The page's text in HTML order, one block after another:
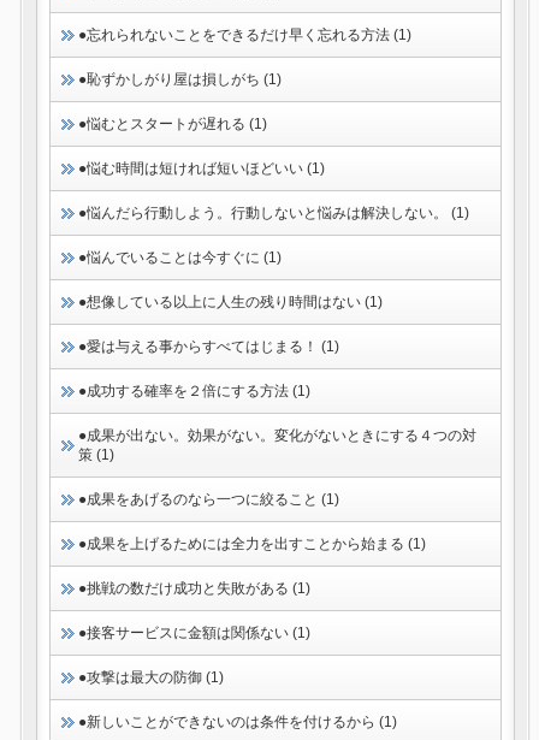
●忘れられないことをできるだけ早く忘れる方法 (1)
●恥ずかしがり屋は損しがち (1)
●悩むとスタートが遅れる (1)
●悩む時間は短ければ短いほどいい (1)
●悩んだら行動しよう。行動しないと悩みは解決しない。 (1)
●悩んでいることは今すぐに (1)
●想像している以上に人生の残り時間はない (1)
●愛は与える事からすべてはじまる！ (1)
●成功する確率を２倍にする方法 (1)
●成果が出ない。効果がない。変化がないときにする４つの対
策 (1)
●成果をあげるのなら一つに絞ること (1)
●成果を上げるためには全力を出すことから始まる (1)
●挑戦の数だけ成功と失敗がある (1)
●接客サービスに金額は関係ない (1)
●攻撃は最大の防御 (1)
●新しいことができないのは条件を付けるから (1)